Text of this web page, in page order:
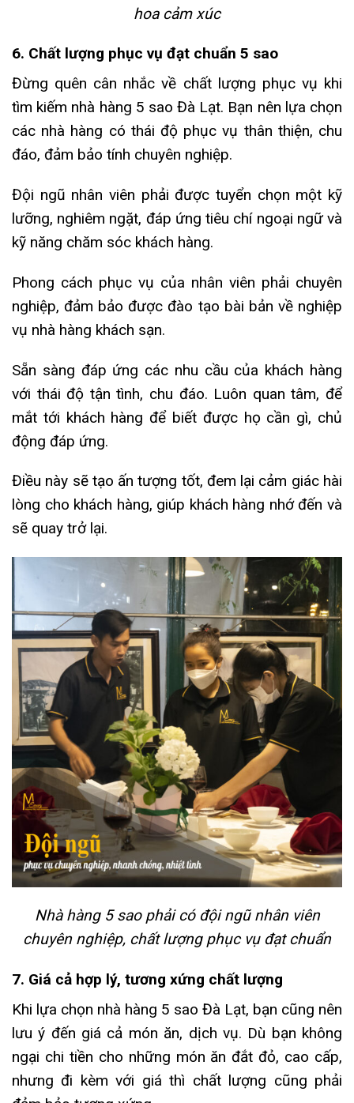
hoa cảm xúc
6. Chất lượng phục vụ đạt chuẩn 5 sao
Đừng quên cân nhắc về chất lượng phục vụ khi
tìm kiếm nhà hàng 5 sao Đà Lạt. Bạn nên lựa chọn
các nhà hàng có thái độ phục vụ thân thiện, chu
đáo, đảm bảo tính chuyên nghiệp.
Đội ngũ nhân viên phải được tuyển chọn một kỹ
lưỡng, nghiêm ngặt, đáp ứng tiêu chí ngoại ngữ và
kỹ năng chăm sóc khách hàng.
Phong cách phục vụ của nhân viên phải chuyên
nghiệp, đảm bảo được đào tạo bài bản về nghiệp
vụ nhà hàng khách sạn.
Sẵn sàng đáp ứng các nhu cầu của khách hàng
với thái độ tận tình, chu đáo. Luôn quan tâm, để
mắt tới khách hàng để biết được họ cần gì, chủ
động đáp ứng.
Điều này sẽ tạo ấn tượng tốt, đem lại cảm giác hài
lòng cho khách hàng, giúp khách hàng nhớ đến và
sẽ quay trở lại.
Nhà hàng 5 sao phải có đội ngũ nhân viên
chuyên nghiệp, chất lượng phục vụ đạt chuẩn
7. Giá cả hợp lý, tương xứng chất lượng
Khi lựa chọn nhà hàng 5 sao Đà Lạt, bạn cũng nên
lưu ý đến giá cả món ăn, dịch vụ. Dù bạn không
ngại chi tiền cho những món ăn đắt đỏ, cao cấp,
nhưng đi kèm với giá thì chất lượng cũng phải